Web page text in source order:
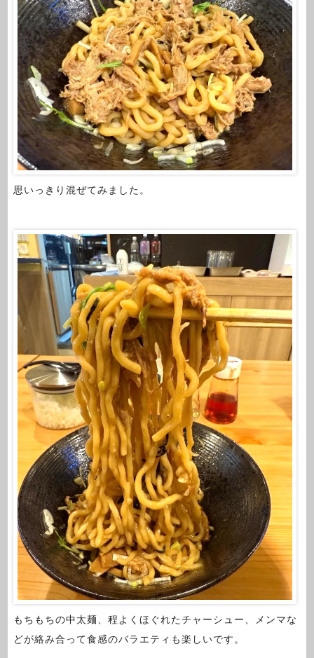
思いっきり混ぜてみました。
もちもちの中太麺、程よくほぐれたチャーシュー、メンマな
どが絡み合って食感のバラエティも楽しいです。